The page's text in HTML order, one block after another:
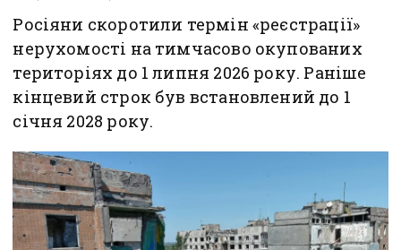
Росіяни скоротили термін «реєстрації»
нерухомості на тимчасово окупованих
територіях до 1 липня 2026 року. Раніше
кінцевий строк був встановлений до 1
січня 2028 року.